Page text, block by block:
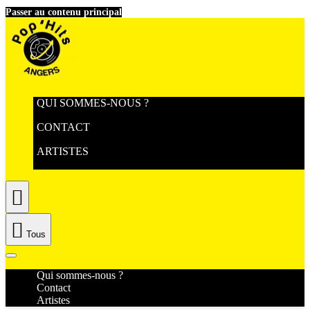
Passer au contenu principal
QUI SOMMES-NOUS ?
CONTACT
ARTISTES

 Tous
Qui sommes-nous ?
Contact
Artistes